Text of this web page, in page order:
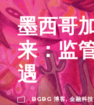
墨西哥
来：监
遇
BGBG 博客, 金融科技